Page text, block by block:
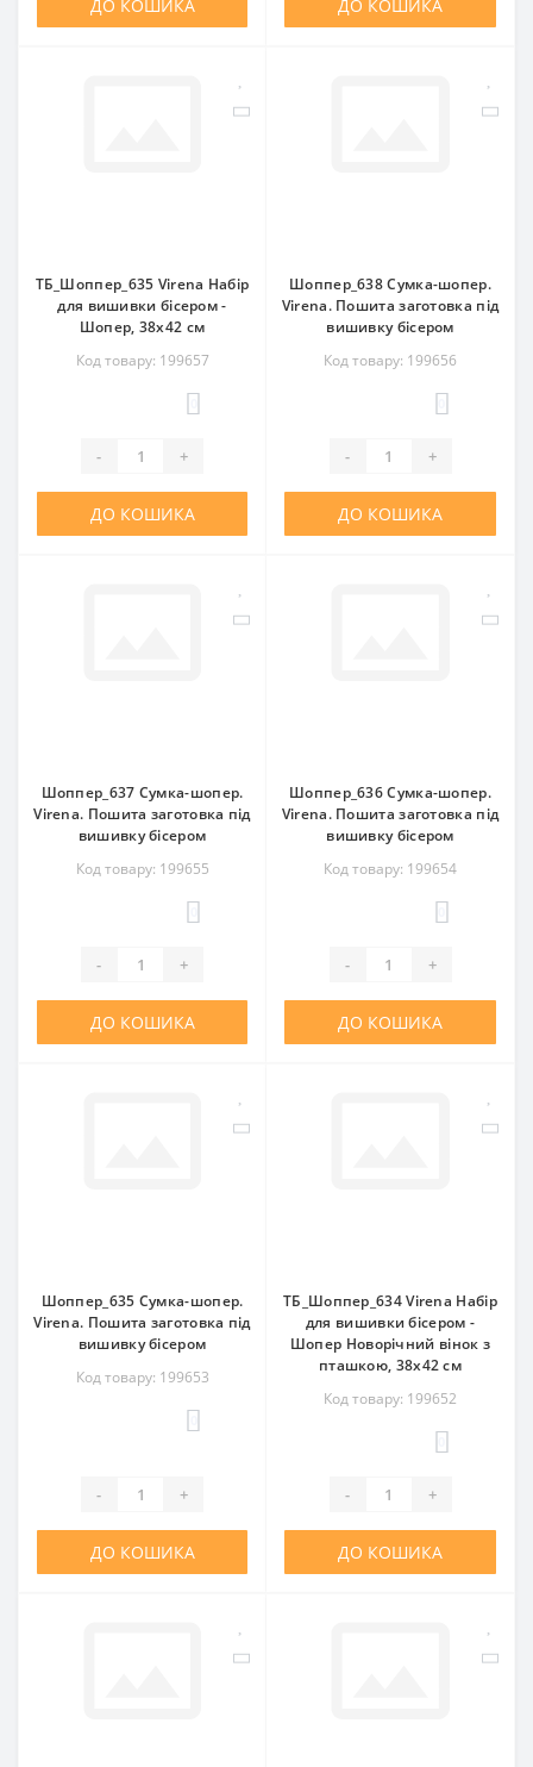
ДО КОШИКА ДО КОШИКА
ТБ_Шоппер_635 Virena Набір
для вишивки бісером -
Шопер, 38х42 см
Код товару: 199657
- +
ДО КОШИКА
Шоппер_638 Сумка-шопер.
Virena. Пошита заготовка під
вишивку бісером
Код товару: 199656
- +
ДО КОШИКА
Шоппер_637 Сумка-шопер.
Virena. Пошита заготовка під
вишивку бісером
Код товару: 199655
- +
ДО КОШИКА
Шоппер_636 Сумка-шопер.
Virena. Пошита заготовка під
вишивку бісером
Код товару: 199654
- +
ДО КОШИКА
Шоппер_635 Сумка-шопер.
Virena. Пошита заготовка під
вишивку бісером
Код товару: 199653
- +
ДО КОШИКА
ТБ_Шоппер_634 Virena Набір
для вишивки бісером -
Шопер Новорічний вінок з
пташкою, 38х42 см
Код товару: 199652
- +
ДО КОШИКА